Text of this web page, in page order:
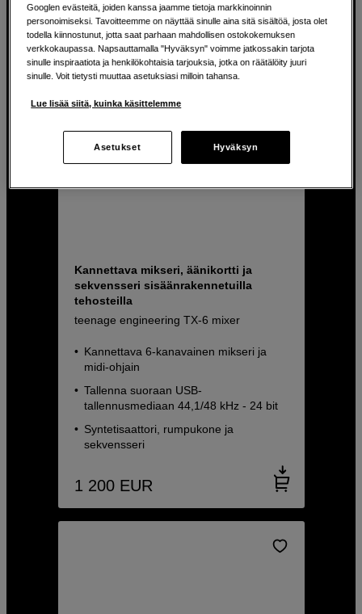
Kannettava mikseri, äänikortti ja
sekvensseri sisäänrakennetuilla
tehosteilla
teenage engineering TX-6 mixer
Kannettava 6-kanavainen mikseri ja
midi-ohjain
Tallenna suoraan USB-
tallennusmediaan 44,1/48 kHz - 24 bit
Syntetisaattori, rumpukone ja
sekvensseri
1 200 EUR
Googlen evästeitä, joiden kanssa jaamme tietoja markkinoinnin
personoimiseksi. Tavoitteemme on näyttää sinulle aina sitä sisältöä, josta olet
todella kiinnostunut, jotta saat parhaan mahdollisen ostokokemuksen
verkkokaupassa. Napsauttamalla "Hyväksyn" voimme jatkossakin tarjota
sinulle inspiraatiota ja henkilökohtaisia tarjouksia, jotka on räätälöity juuri
sinulle. Voit tietysti muuttaa asetuksiasi milloin tahansa.
Lue lisää siitä, kuinka käsittelemme
Asetukset Hyväksyn